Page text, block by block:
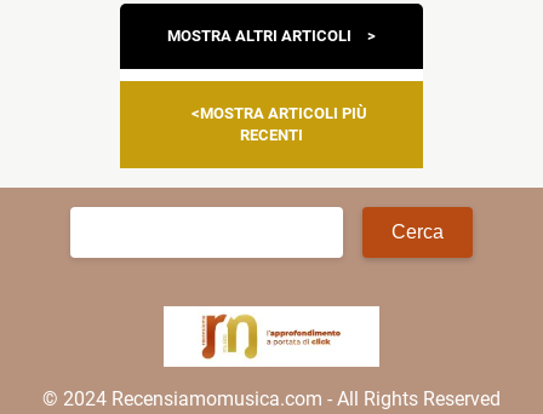
Navigazione
articoli
MOSTRA ALTRI ARTICOLI
MOSTRA ARTICOLI PIÙ
RECENTI
Ricerca
© 2024 Recensiamomusica.com - All Rights Reserved